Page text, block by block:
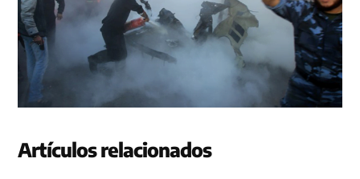
Artículos relacionados